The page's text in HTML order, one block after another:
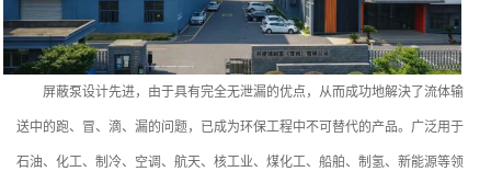
屏蔽泵设计先进，由于具有完全无泄漏的优点，从而成功地解決了流体输
送中的跑、冒、滴、漏的问题，已成为环保工程中不可替代的产品。广泛用于
石油、化工、制冷、空调、航天、核工业、煤化工、船舶、制氢、新能源等领